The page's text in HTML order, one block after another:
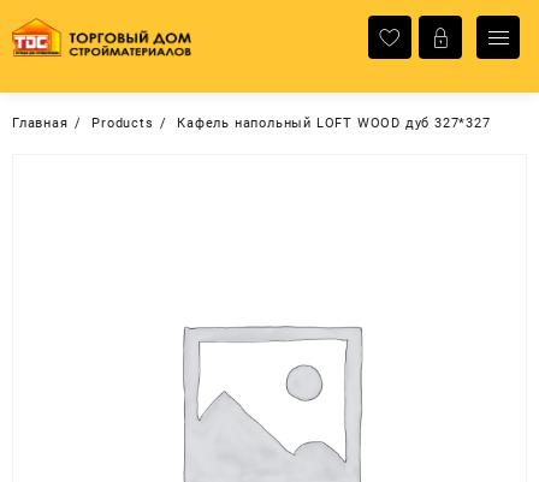
содержимому
Главная Products Кафель напольный LOFT WOOD дуб 327*327